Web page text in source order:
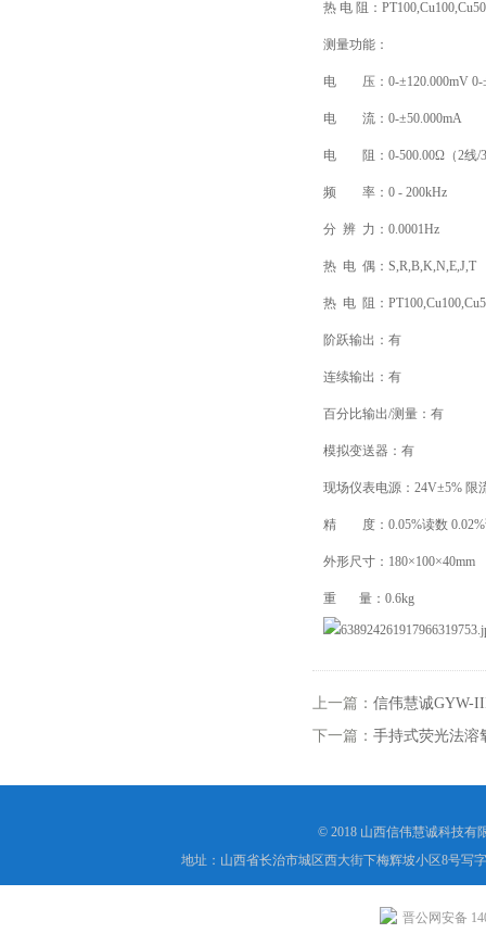
热 电 阻：PT100,Cu100,Cu50
测量功能：
电 压：0-±120.000mV 0-
电 流：0-±50.000mA
电 阻：0-500.00Ω（2线/
频 率：0 - 200kHz
分 辨 力：0.0001Hz
热 电 偶：S,R,B,K,N,E,J,T
热 电 阻：
阶跃输出：有
连续输出：有
百分比输出/测量：有
模拟变送器：有
现场仪表电源：24V±5% 限
精 度：0.05%读数 0.02%
外形尺寸：180×100×40mm
重 量：0.6kg
上一篇： 信伟慧诚GYW-
下一篇： 手持式荧光法溶
© 2018 山西信伟慧诚科技有
地址：山西省长治市城区西大街下梅辉坡小区8号写
晋公网安备